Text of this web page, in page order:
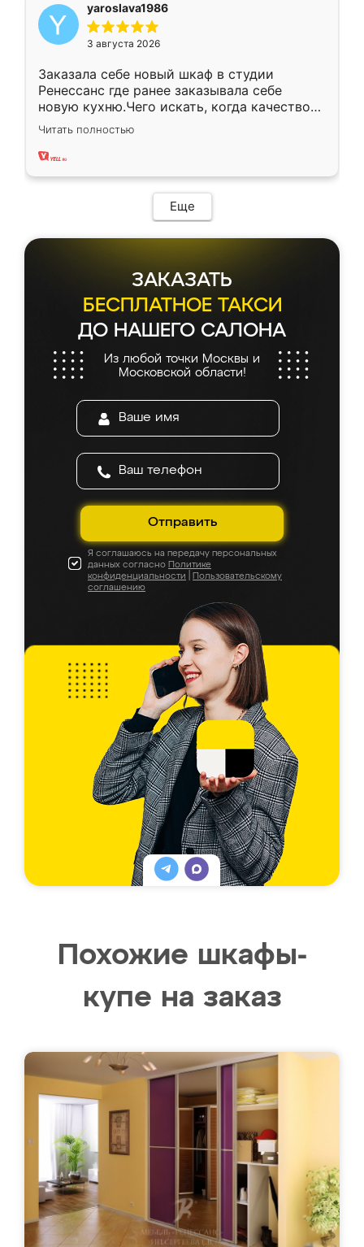
yaroslava1986
3 августа 2026
Заказала себе новый шкаф в студии
Ренессанс где ранее заказывала себе
новую кухню.Чего искать, когда качеством
вполне довольна. Служит кухня уже почти
два года, нареканий нет.
Читать полностью
Еще
ЗАКАЗАТЬ
БЕСПЛАТНОЕ ТАКСИ
ДО НАШЕГО САЛОНА
Из любой точки Москвы и
Московской области!
Отправить
Я соглашаюсь на передачу персональных
данных согласно Политике
конфиденциальности
Пользовательскому
соглашению
Похожие шкафы-
купе на заказ